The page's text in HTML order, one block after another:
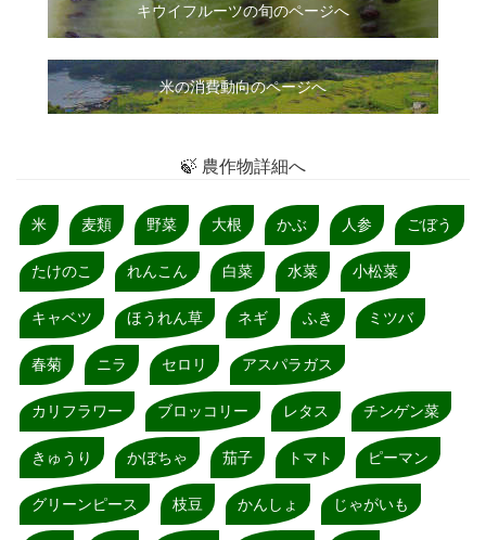
キウイフルーツの旬のページへ
米の消費動向のページへ
🍃 農作物詳細へ
米 麦類 野菜 大根 かぶ 人参 ごぼう
たけのこ れんこん 白菜 水菜 小松菜
キャベツ ほうれん草 ネギ ふき ミツバ
春菊 ニラ セロリ アスパラガス
カリフラワー ブロッコリー レタス チンゲン菜
きゅうり かぼちゃ 茄子 トマト ピーマン
グリーンピース 枝豆 かんしょ じゃがいも